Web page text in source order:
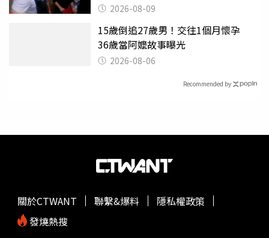
2026-08-09
15歲倒追27歲男！交往1個月懷孕
36歲當阿嬤故事曝光
2026-08-06
Recommended by
關於CTWANT 聯繫&爆料
隱私權政策
發燒熱搜